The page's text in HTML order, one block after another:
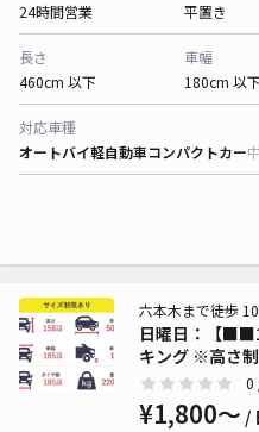
24時間営業
平置き
長さ
460cm 以下
車幅
180cm 以
対応車種
オートバイ軽自動車コンパクトカー
日曜日：【
キング ※高さ
六本木まで徒歩
0
¥1,800〜 /